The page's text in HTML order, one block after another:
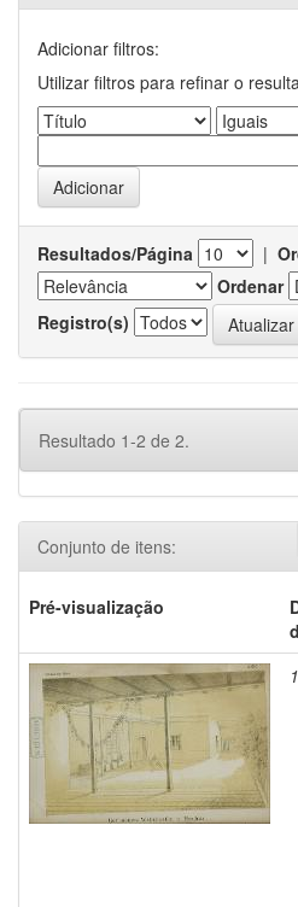
Adicionar filtros:
Utilizar filtros para refinar o
Resultados/Página |
Ordenar
Registro(s)
Resultado 1-2 de 2.
Conjunto de itens:
Pré-visualização